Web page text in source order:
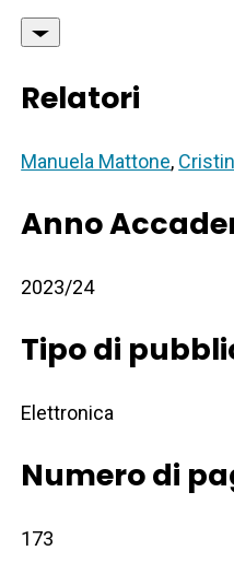
Relatori
Manuela Mattone,
Anno
2023/24
Tipo di
Elettronica
Numero di
173